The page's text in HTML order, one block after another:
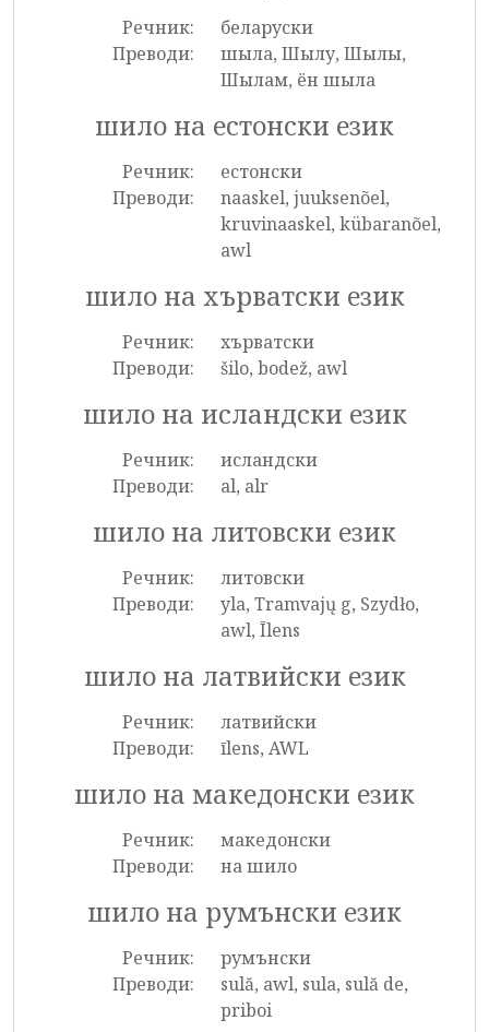
Речник:
беларуски
Преводи:
шыла, Шылу, Шылы,
Шылам, ён шыла
шило на естонски език
Речник:
естонски
Преводи:
naaskel, juuksenõel,
kruvinaaskel, kübaranõel,
awl
шило на хърватски език
Речник:
хърватски
Преводи:
šilo, bodež, awl
шило на исландски език
Речник:
исландски
Преводи:
al, alr
шило на литовски език
Речник:
литовски
Преводи:
yla, Tramvajų g, Szydło,
awl, Īlens
шило на латвийски език
Речник:
латвийски
Преводи:
īlens, AWL
шило на македонски език
Речник:
македонски
Преводи:
на шило
шило на румънски език
Речник:
румънски
Преводи:
sulă, awl, sula, sulă de,
priboi